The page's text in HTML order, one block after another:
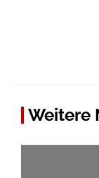
Weitere